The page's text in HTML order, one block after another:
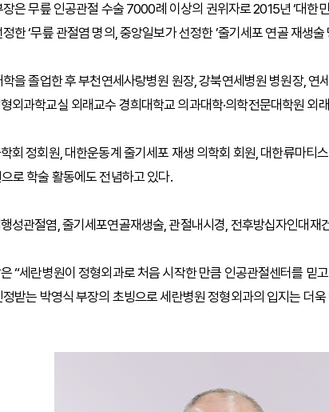
은 무릎 인공관절 수술 7000례 이상의 권위자로 2015년 ‘대한
한 ‘무릎 관절염 명의, 중앙일보가 선정한 ’줄기세포 연골 재생술
을 졸업한 후 부천연세사랑병원 원장, 강북연세병원 병원장, 연
외과학교실 외래교수 경희대학교 의과대학·의학전문대학원 외
회 정회원, 대한운동계 줄기세포 재생 의학회 회원, 대한류마
로 학술 활동에도 전념하고 있다.
성관절염, 줄기세포연골재생술, 관절내시경, 전후방십자인대재
“세란병원이 정형외과로 처음 시작한 만큼 인공관절센터를 믿
받는 박영식 부장의 초빙으로 세란병원 정형외과의 입지는 더